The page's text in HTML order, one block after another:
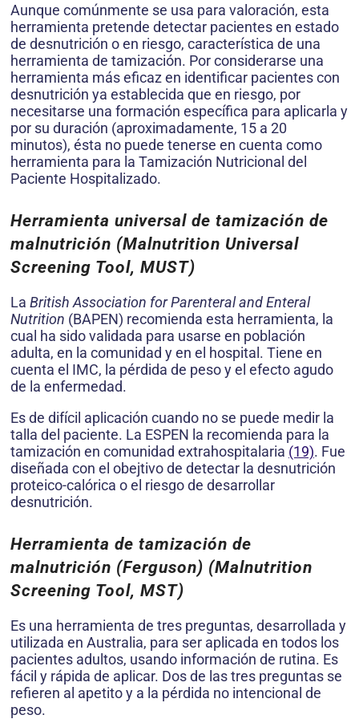
Aunque comúnmente se usa para valoración, esta
herramienta pretende detectar pacientes en estado
de desnutrición o en riesgo, característica de una
herra­mienta de tamización. Por considerarse una
herramienta más eficaz en identificar pacientes con
desnutrición ya establecida que en riesgo, por
necesitarse una formación específica para aplicarla y
por su duración (aproximada­mente, 15 a 20
minutos), ésta no puede tenerse en cuenta como
herramienta para la Tamización Nutricional del
Paciente Hospitalizado.
Herramienta universal de tamización de
malnutrición (Malnutrition Universal
Screening Tool, MUST)
La British Association for Parenteral and Enteral
Nutrition (BAPEN) recomienda esta herramienta, la
cual ha sido validada para usarse en población
adulta, en la comuni­dad y en el hospital. Tiene en
cuenta el IMC, la pérdida de peso y el efecto agudo
de la enfermedad.
Es de difícil aplicación cuando no se puede medir la
talla del paciente. La ESPEN la recomienda para la
tamización en comu­nidad extrahospitalaria (19). Fue
diseñada con el obejtivo de detectar la desnutrición
proteico-calórica o el riesgo de desarrollar
desnutrición.
Herramienta de tamización de
malnutrición (Ferguson) (Malnutrition
Screening Tool, MST)
Es una herramienta de tres preguntas, desarrollada y
utili­zada en Australia, para ser aplicada en todos los
pacientes adultos, usando información de rutina. Es
fácil y rápida de aplicar. Dos de las tres preguntas se
refieren al apetito y a la pérdida no intencional de
peso.